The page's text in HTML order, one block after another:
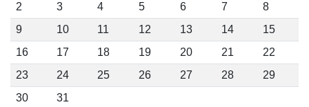
2
3 4 5 6 7
8
9
10 11 12 13 14
15
16
17 18 19 20 21
22
23
24 25 26 27 28
29
30
31